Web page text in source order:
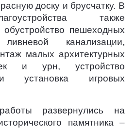
доску и брусчатку. В
также
пешеходных
канализации,
малых архитектурных
и урн, устройство
установка игровых
развернулись на
памятника –